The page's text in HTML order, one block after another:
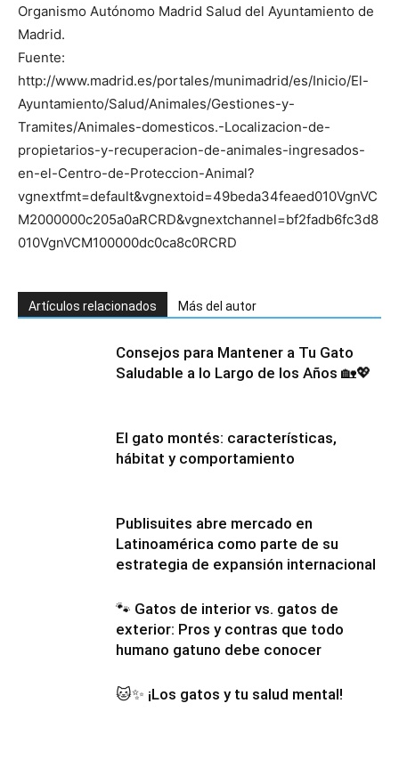
Organismo Autónomo Madrid Salud del Ayuntamiento de
Madrid.
Fuente:
http://www.madrid.es/portales/munimadrid/es/Inicio/El-
Ayuntamiento/Salud/Animales/Gestiones-y-
Tramites/Animales-domesticos.-Localizacion-de-
propietarios-y-recuperacion-de-animales-ingresados-
en-el-Centro-de-Proteccion-Animal?
vgnextfmt=default&vgnextoid=49beda34feaed010VgnVC
M2000000c205a0aRCRD&vgnextchannel=bf2fadb6fc3d8
010VgnVCM100000dc0ca8c0RCRD
Artículos relacionados Más del autor
Consejos para Mantener a Tu Gato
Saludable a lo Largo de los Años 🏡💖
El gato montés: características,
hábitat y comportamiento
Publisuites abre mercado en
Latinoamérica como parte de su
estrategia de expansión internacional
🐾 Gatos de interior vs. gatos de
exterior: Pros y contras que todo
humano gatuno debe conocer
🐱✨ ¡Los gatos y tu salud mental!